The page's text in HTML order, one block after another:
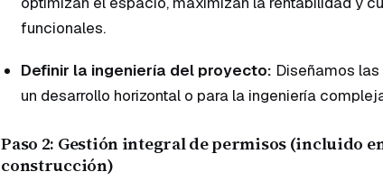
funcionales.
Definir la ingeniería del proyecto: Diseñamos
un desarrollo horizontal o para la ingeniería
Paso 2: Gestión integral de permisos (incluido
construcción)